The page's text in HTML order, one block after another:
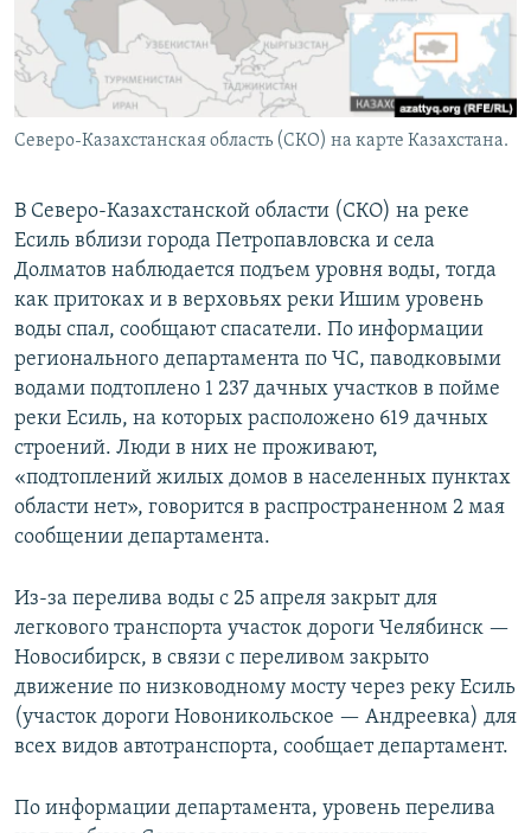
Северо-Казахстанская область (СКО) на карте Казахстана.
В Северо-Казахстанской области (СКО) на реке
Есиль вблизи города Петропавловска и села
Долматов наблюдается подъем уровня воды, тогда
как притоках и в верховьях реки Ишим уровень
воды спал, сообщают спасатели. По информации
регионального департамента по ЧС, паводковыми
водами подтоплено 1 237 дачных участков в пойме
реки Есиль, на которых расположено 619 дачных
строений. Люди в них не проживают,
«подтоплений жилых домов в населенных пунктах
области нет», говорится в распространенном 2 мая
сообщении департамента.
Из-за перелива воды с 25 апреля закрыт для
легкового транспорта участок дороги Челябинск —
Новосибирск, в связи с переливом закрыто
движение по низководному мосту через реку Есиль
(участок дороги Новоникольское — Андреевка) для
всех видов автотранспорта, сообщает департамент.
По информации департамента, уровень перелива